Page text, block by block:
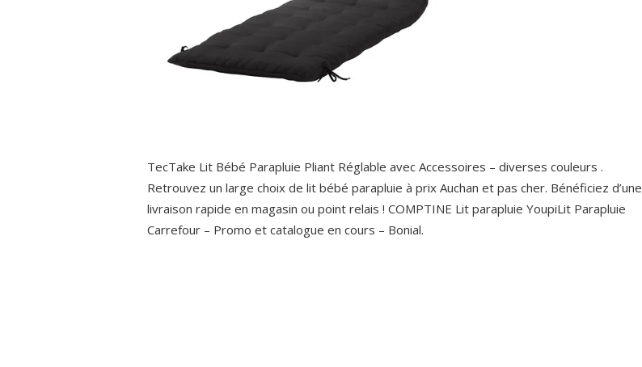
TecTake Lit Bébé Parapluie Pliant Réglable avec Accessoires – diverses couleurs .
Retrouvez un large choix de lit bébé parapluie à prix Auchan et pas cher. Bénéficiez d’une
livraison rapide en magasin ou point relais ! COMPTINE Lit parapluie YoupiLit Parapluie
Carrefour – Promo et catalogue en cours – Bonial.